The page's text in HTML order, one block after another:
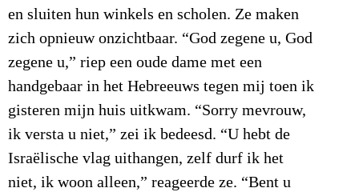
en sluiten hun winkels en scholen. Ze maken
zich opnieuw onzichtbaar. “God zegene u, God
zegene u,” riep een oude dame met een
handgebaar in het Hebreeuws tegen mij toen ik
gisteren mijn huis uitkwam. “Sorry mevrouw,
ik versta u niet,” zei ik bedeesd. “U hebt de
Israëlische vlag uithangen, zelf durf ik het
niet, ik woon alleen,” reageerde ze. “Bent u